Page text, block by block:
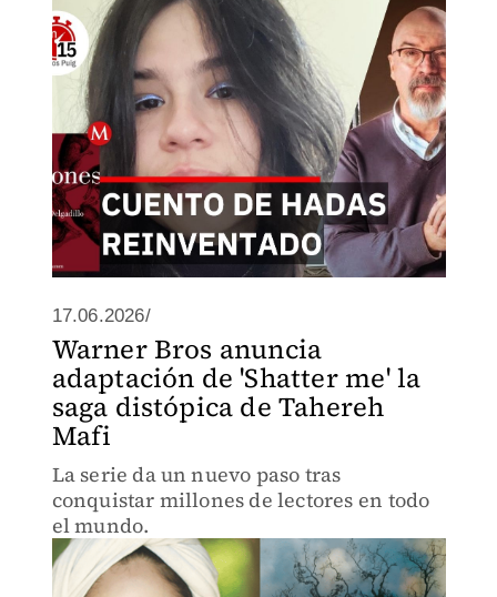
desde el hambre de mujeres bajo límites
impuestos. Un cuento que celebra el
placer, no el sufrimiento.
17.06.2026/
Warner Bros anuncia
adaptación de 'Shatter me' la
saga distópica de Tahereh
Mafi
La serie da un nuevo paso tras
conquistar millones de lectores en todo
el mundo.